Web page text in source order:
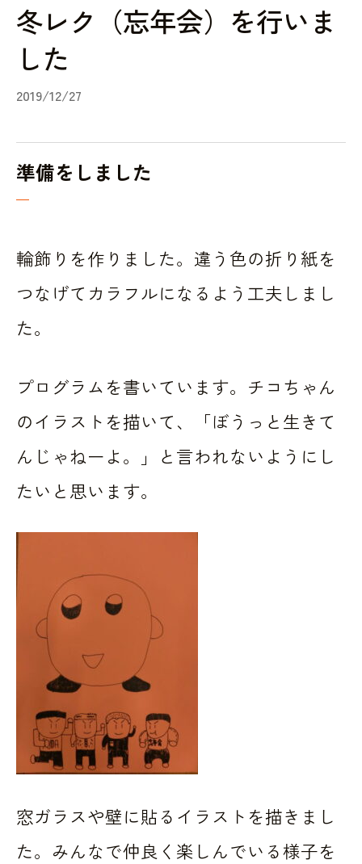
冬レク（忘年会）を行いま
した
2019/12/27
準備をしました
輪飾りを作りました。違う色の折り紙を
つなげてカラフルになるよう工夫しまし
た。
プログラムを書いています。チコちゃん
のイラストを描いて、「ぼうっと生きて
んじゃねーよ。」と言われないようにし
たいと思います。
窓ガラスや壁に貼るイラストを描きまし
た。みんなで仲良く楽しんでいる様子を